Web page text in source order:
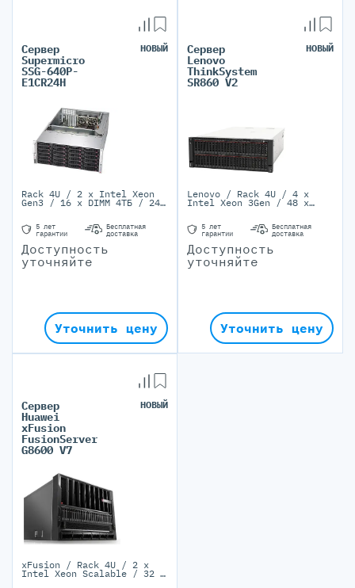
Сервер
Supermicro
SSG-640P-
E1CR24H
НОВЫЙ
Rack 4U / 2 x Intel Xeon
Gen3 / 16 x DIMM 4ТБ / 24
LFF SATA3/SAS3 / 2 PSU
5 лет
гарантии
Бесплатная
доставка
Доступность
уточняйте
Уточнить цену
Сервер
Lenovo
ThinkSystem
SR860 V2
НОВЫЙ
Lenovo / Rack 4U / 4 х
Intel Xeon 3Gen / 48 x
DIMM TruDDR4, 12ТБ / 48
Platinum/Titanium
5 лет
гарантии
Бесплатная
доставка
Доступность
уточняйте
Уточнить цену
Сервер
Huawei
xFusion
FusionServer
G8600 V7
НОВЫЙ
xFusion / Rack 4U / 2 x
Intel Xeon Scalable / 32 x